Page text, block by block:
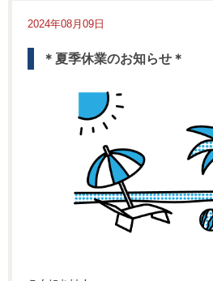
2024年08月09日
＊夏季休業のお知らせ＊